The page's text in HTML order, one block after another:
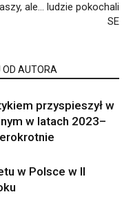
ale… ludzie pokochali
SE
OD AUTORA
przyspieszył w
w latach 2023–
w Polsce w II